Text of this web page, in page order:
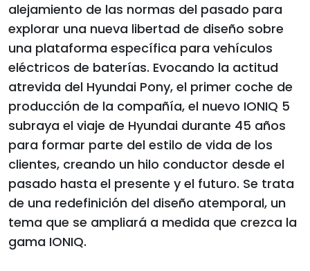
alejamiento de las normas del pasado para
explorar una nueva libertad de diseño sobre
una plataforma específica para vehículos
eléctricos de baterías. Evocando la actitud
atrevida del Hyundai Pony, el primer coche de
producción de la compañía, el nuevo IONIQ 5
subraya el viaje de Hyundai durante 45 años
para formar parte del estilo de vida de los
clientes, creando un hilo conductor desde el
pasado hasta el presente y el futuro. Se trata
de una redefinición del diseño atemporal, un
tema que se ampliará a medida que crezca la
gama IONIQ.